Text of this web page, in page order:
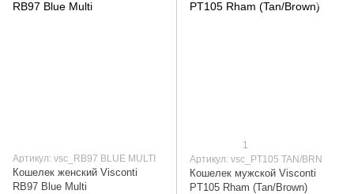
Артикул: vsc_RB97 BLUE MULTI
Кошелек женский Visconti
RB97 Blue Multi
1
Артикул: vsc_PT105 TAN/BRN
Кошелек мужской Visconti
PT105 Rham (Tan/Brown)